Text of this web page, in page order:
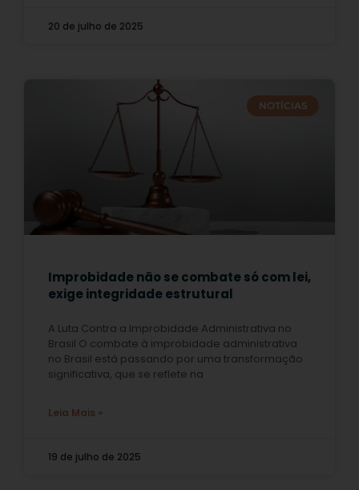
20 de julho de 2025
NOTÍCIAS
Improbidade não se combate só com lei,
exige integridade estrutural
A Luta Contra a Improbidade Administrativa no
Brasil O combate à improbidade administrativa
no Brasil está passando por uma transformação
significativa, que se reflete na
Leia Mais »
19 de julho de 2025